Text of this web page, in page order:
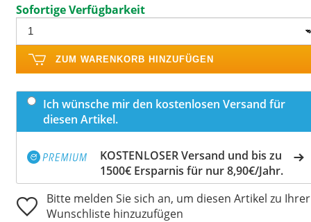
Sofortige Verfügbarkeit
ZUM WARENKORB HINZUFÜGEN
Ich wünsche mir den kostenlosen Versand für
diesen Artikel.
KOSTENLOSER Versand und bis zu
1500€ Ersparnis für nur 8,90€/Jahr.
Bitte melden Sie sich an, um diesen Artikel zu Ihrer
Wunschliste hinzuzufügen